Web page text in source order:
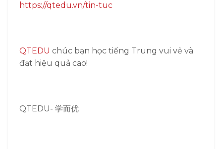
https://qtedu.vn/tin-tuc
QTEDU chúc bạn học tiếng Trung vui vẻ và
đạt hiệu quả cao!
QTEDU- 学而优